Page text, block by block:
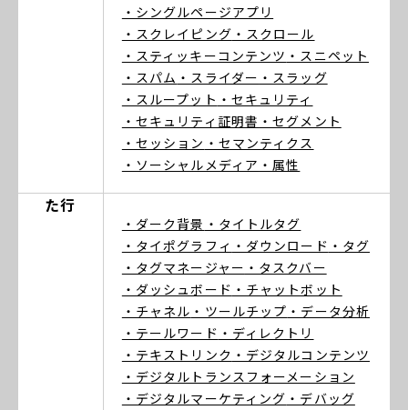
・シングルページアプリ
・スクレイピング ・スクロール
・スティッキーコンテンツ ・スニペット
・スパム ・スライダー ・スラッグ
・スループット ・セキュリティ
・セキュリティ証明書 ・セグメント
・セッション ・セマンティクス
・ソーシャルメディア ・属性
た行
・ダーク背景 ・タイトルタグ
・タイポグラフィ ・ダウンロード ・タグ
・タグマネージャー ・タスクバー
・ダッシュボード ・チャットボット
・チャネル ・ツールチップ ・データ分析
・テールワード ・ディレクトリ
・テキストリンク ・デジタルコンテンツ
・デジタルトランスフォーメーション
・デジタルマーケティング ・デバッグ